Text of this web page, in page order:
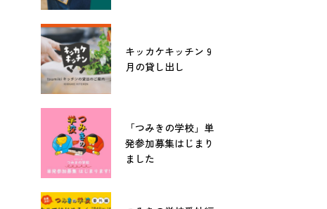
キッカケキッチン 9
月の貸し出し
「つみきの学校」単
発参加募集はじまり
ました